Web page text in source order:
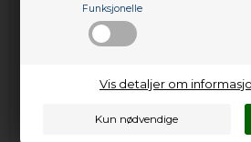
Funksjonelle
Vis detaljer om
på kabinettet)
299,00
Legg i kurven
Forhåndsbestill